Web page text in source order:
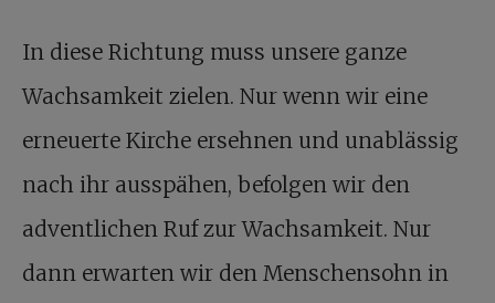
In diese Richtung muss unsere ganze
Wachsamkeit zielen. Nur wenn wir eine
erneuerte Kirche ersehnen und unablässig
nach ihr ausspähen, befolgen wir den
adventlichen Ruf zur Wachsamkeit. Nur
dann erwarten wir den Menschensohn in